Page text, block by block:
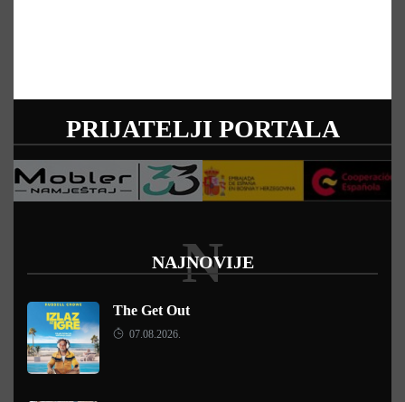
PRIJATELJI PORTALA
NAJNOVIJE
N
The Get Out
07.08.2026.